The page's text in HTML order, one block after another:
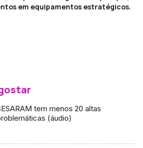
em equipamentos estratégicos.
tem menos 20 altas
(áudio)